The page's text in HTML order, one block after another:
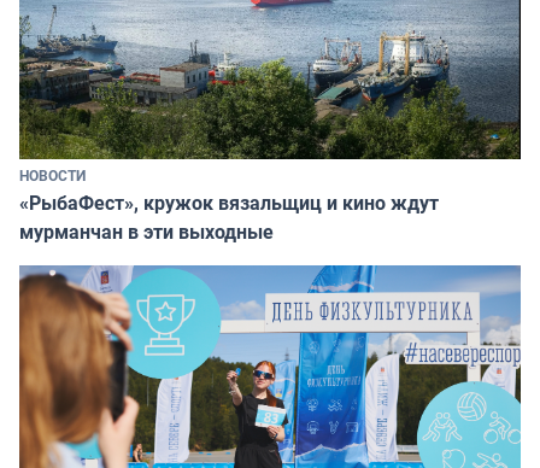
НОВОСТИ
«РыбаФест», кружок вязальщиц и кино ждут
мурманчан в эти выходные